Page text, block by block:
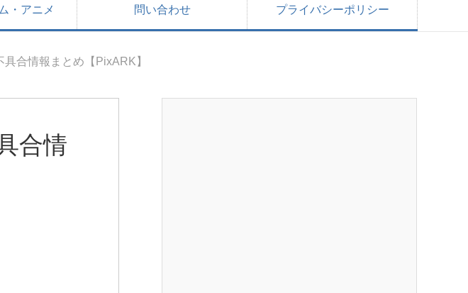
・アニメ 問い合わせ プライバシーポリシー
合情報まとめ【PixARK】
合情